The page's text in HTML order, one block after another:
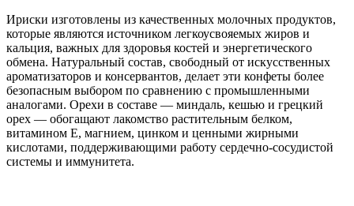
Ириски изготовлены из качественных молочных продуктов,
которые являются источником легкоусвояемых жиров и
кальция, важных для здоровья костей и энергетического
обмена. Натуральный состав, свободный от искусственных
ароматизаторов и консервантов, делает эти конфеты более
безопасным выбором по сравнению с промышленными
аналогами. Орехи в составе — миндаль, кешью и грецкий
орех — обогащают лакомство растительным белком,
витамином Е, магнием, цинком и ценными жирными
кислотами, поддерживающими работу сердечно-сосудистой
системы и иммунитета.